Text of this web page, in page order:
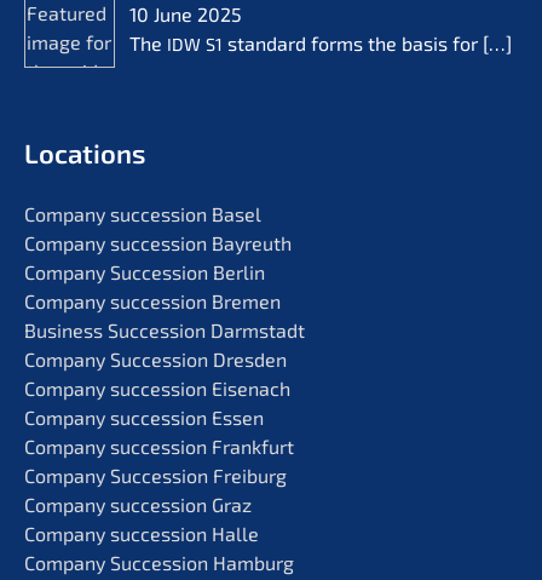
10 June 2025
The IDW S1 standard forms the basis for […]
Locati­ons
Compa­ny succes­si­on Basel
Compa­ny succes­si­on Bayreuth
Compa­ny Succes­si­on Berlin
Compa­ny succes­si­on Bremen
Business Succes­si­on Darmstadt
Compa­ny Succes­si­on Dresden
Compa­ny succes­si­on Eisenach
Compa­ny succes­si­on Essen
Compa­ny succes­si­on Frankfurt
Compa­ny Succes­si­on Freiburg
Compa­ny succes­si­on Graz
Compa­ny succes­si­on Halle
Compa­ny Succes­si­on Hamburg